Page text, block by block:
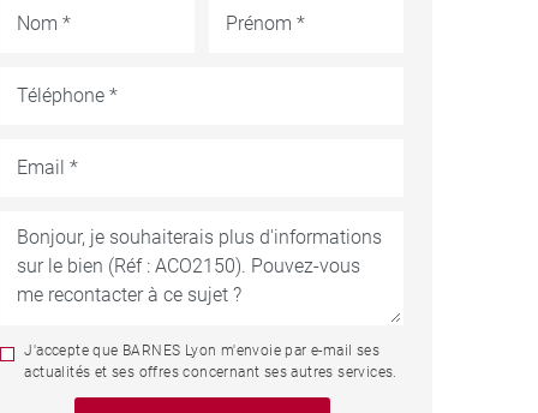
J'accepte que BARNES Lyon m'envoie par e-mail ses
actualités et ses offres concernant ses autres services.